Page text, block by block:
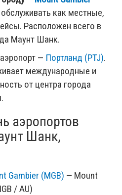
как местные,
Расположен всего в
Маунт Шанк.
— Портланд (PTJ).
международные и
от центра города
аэропортов
Шанк,
Gambier (MGB) — Mount
/ AU)